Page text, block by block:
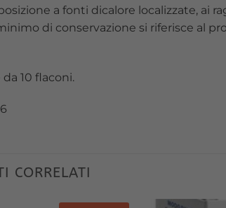
a fonti dicalore localizzate, ai
di conservazione si riferisce al
10 flaconi.
CORRELATI